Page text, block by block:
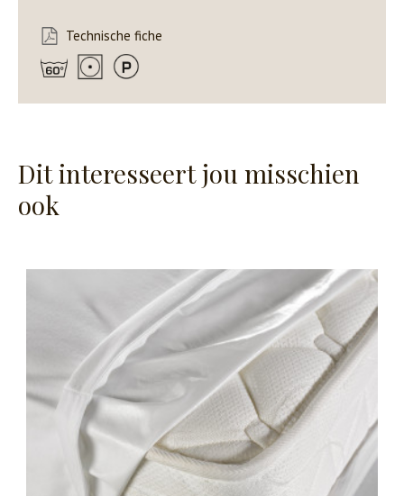
Technische fiche
Dit interesseert jou misschien
ook